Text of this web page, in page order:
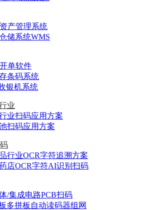
产管理系统
储系统WMS
单软件
条码系统
银机系统
业
业扫码应用方案
扫码应用方案
行业OCR字符追溯方案
店OCR字符AI识别扫码
/集成电路PCB扫码
多拼板自动读码器组网